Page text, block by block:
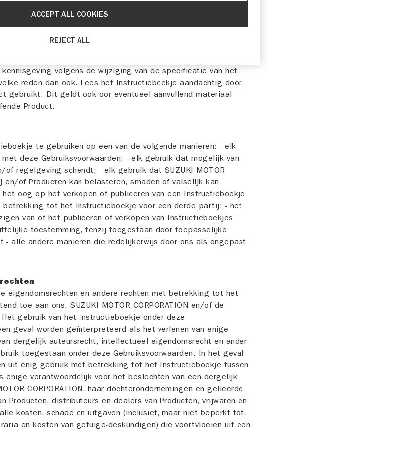
volgens de wijziging van de specificatie van het
reden dan ook. Lees het Instructieboekje aandachtig door,
gebruikt. Dit geldt ook oor eventueel aanvullend materiaal
Product.
te gebruiken op een van de volgende manieren: - elk
deze Gebruiksvoorwaarden; - elk gebruik dat mogelijk van
regelgeving schendt; - elk gebruik dat SUZUKI MOTOR
en/of Producten kan belasteren, smaden of valselijk kan
oog op het verkopen of publiceren van een Instructieboekje
betrekking tot het Instructieboekje voor een derde partij; - het
van of het publiceren of verkopen van Instructieboekjes
toestemming, tenzij toegestaan door toepasselijke
alle andere manieren die redelijkerwijs door ons als ongepast
eigendomsrechten en andere rechten met betrekking tot het
toe aan ons, SUZUKI MOTOR CORPORATION en/of de
gebruik van het Instructieboekje onder deze
geval worden geïnterpreteerd als het verlenen van enige
dergelijk auteursrecht, intellectueel eigendomsrecht en ander
toegestaan onder deze Gebruiksvoorwaarden. In het geval
uit enig gebruik met betrekking tot het Instructieboekje tussen
enige verantwoordelijk voor het beslechten van een dergelijk
CORPORATION, haar dochterondernemingen en gelieerde
Producten, distributeurs en dealers van Producten, vrijwaren en
kosten, schade en uitgaven (inclusief, maar niet beperkt tot,
en kosten van getuige-deskundigen) die voortvloeien uit een
REJECT ALL
ACCEPT ALL COOKIES